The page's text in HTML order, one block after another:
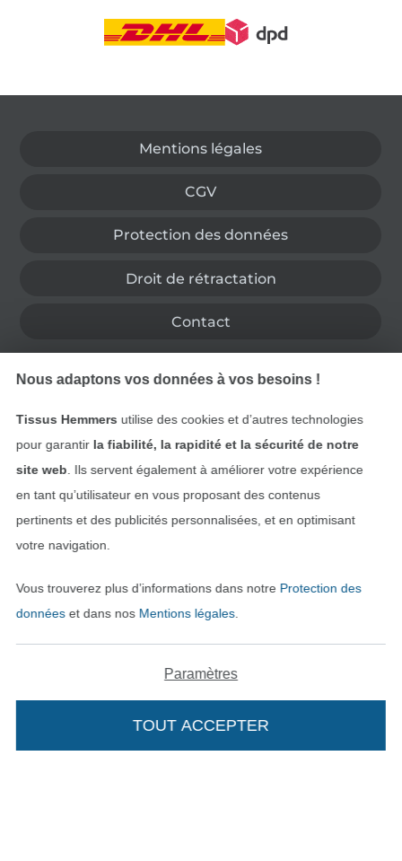
Ajouter à mon panier
Mentions légales
CGV
Protection des données
Droit de rétractation
Contact
Rétractation de commande
Trouvez plus d’idées
Nederlands
Passer à la boutique
Nous adaptons vos données à vos besoins !
Tissus Hemmers utilise des cookies et d’autres technologies
pour garantir la fiabilité, la rapidité et la sécurité de notre
site web . Ils servent également à améliorer votre expérience
en tant qu’utilisateur en vous proposant des contenus
pertinents et des publicités personnalisées, et en optimisant
votre navigation.
Vous trouverez plus d’informations dans notre Protection des
donnéeset dans nos Mentions légales.
Paramètres
TOUT ACCEPTER